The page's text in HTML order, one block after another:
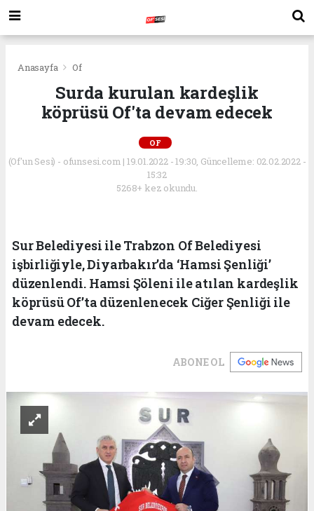
Anasayfa Of
Surda kurulan kardeşlik
köprüsü Of'ta devam edecek
OF
(Of'un Sesi) - ofunsesi.com | 19.01.2022 - 19:30, Güncelleme: 02.02.2022 -
15:32
5268+ kez okundu.
Sur Belediyesi ile Trabzon Of Belediyesi
işbirliğiyle, Diyarbakır’da ‘Hamsi Şenliği’
düzenlendi. Hamsi Şöleni ile atılan kardeşlik
köprüsü Of’ta düzenlenecek Ciğer Şenliği ile
devam edecek.
ABONE OL